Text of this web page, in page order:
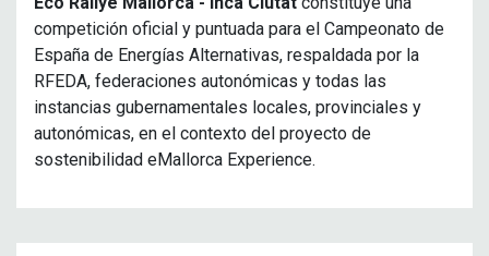
competición oficial y puntuada para el Campeonato de
España de Energías Alternativas, respaldada por la
RFEDA, federaciones autonómicas y todas las
instancias gubernamentales locales, provinciales y
autonómicas, en el contexto del proyecto de
sostenibilidad eMallorca Experience.